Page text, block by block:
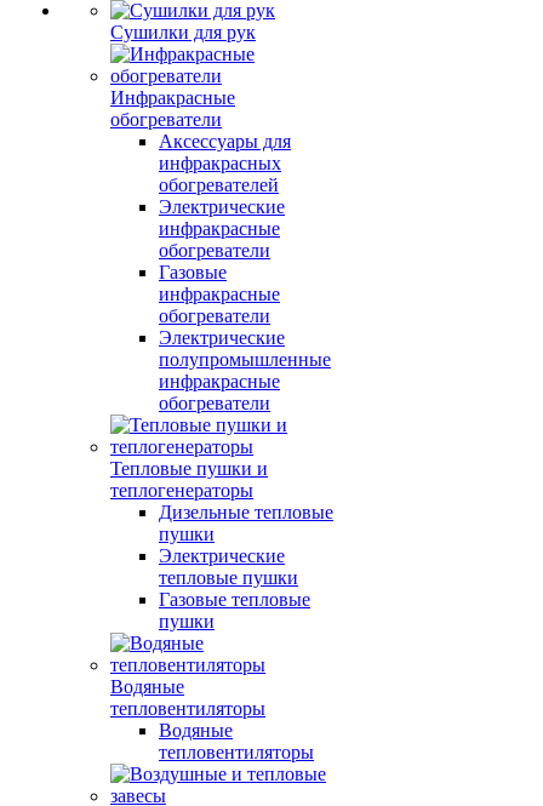
Сушилки для рук
Инфракрасные
обогреватели
Аксессуары для
инфракрасных
обогревателей
Электрические
инфракрасные
обогреватели
Газовые
инфракрасные
обогреватели
Электрические
полупромышленные
инфракрасные
обогреватели
Тепловые пушки и
теплогенераторы
Дизельные тепловые
пушки
Электрические
тепловые пушки
Газовые тепловые
пушки
Водяные
тепловентиляторы
Водяные
тепловентиляторы